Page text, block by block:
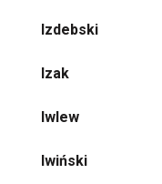
Izdebski
Izak
Iwlew
Iwiński